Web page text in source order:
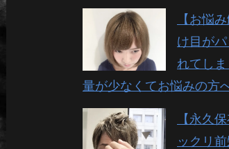
【お悩
け目が
れてし
量が少なくてお悩みの方
【永久
ックリ